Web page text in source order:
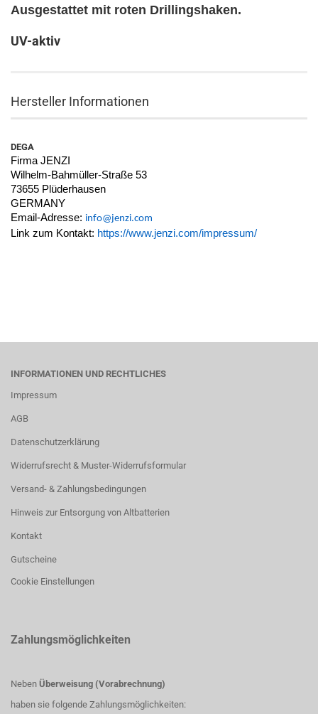
Ausgestattet mit roten Drillingshaken.
UV-aktiv
Hersteller Informationen
DEGA
Firma JENZI
Wilhelm-Bahmüller-Straße 53
73655 Plüderhausen
GERMANY
Email-Adresse: info@jenzi.com
Link zum Kontakt: https://www.jenzi.com/impressum/
INFORMATIONEN UND RECHTLICHES
Impressum
AGB
Datenschutzerklärung
Widerrufsrecht & Muster-Widerrufsformular
Versand- & Zahlungsbedingungen
Hinweis zur Entsorgung von Altbatterien
Kontakt
Gutscheine
Cookie Einstellungen
Zahlungsmöglichkeiten
Neben Überweisung (Vorabrechnung)
haben sie folgende Zahlungsmöglichkeiten: